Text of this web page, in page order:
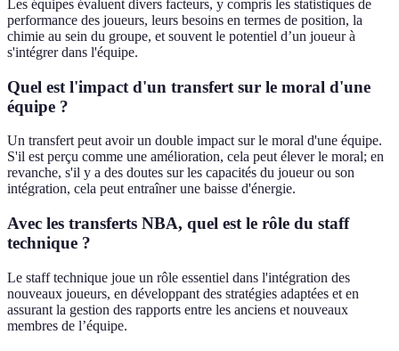
Les équipes évaluent divers facteurs, y compris les statistiques de
performance des joueurs, leurs besoins en termes de position, la
chimie au sein du groupe, et souvent le potentiel d’un joueur à
s'intégrer dans l'équipe.
Quel est l'impact d'un transfert sur le moral d'une
équipe ?
Un transfert peut avoir un double impact sur le moral d'une équipe.
S'il est perçu comme une amélioration, cela peut élever le moral; en
revanche, s'il y a des doutes sur les capacités du joueur ou son
intégration, cela peut entraîner une baisse d'énergie.
Avec les transferts NBA, quel est le rôle du staff
technique ?
Le staff technique joue un rôle essentiel dans l'intégration des
nouveaux joueurs, en développant des stratégies adaptées et en
assurant la gestion des rapports entre les anciens et nouveaux
membres de l’équipe.